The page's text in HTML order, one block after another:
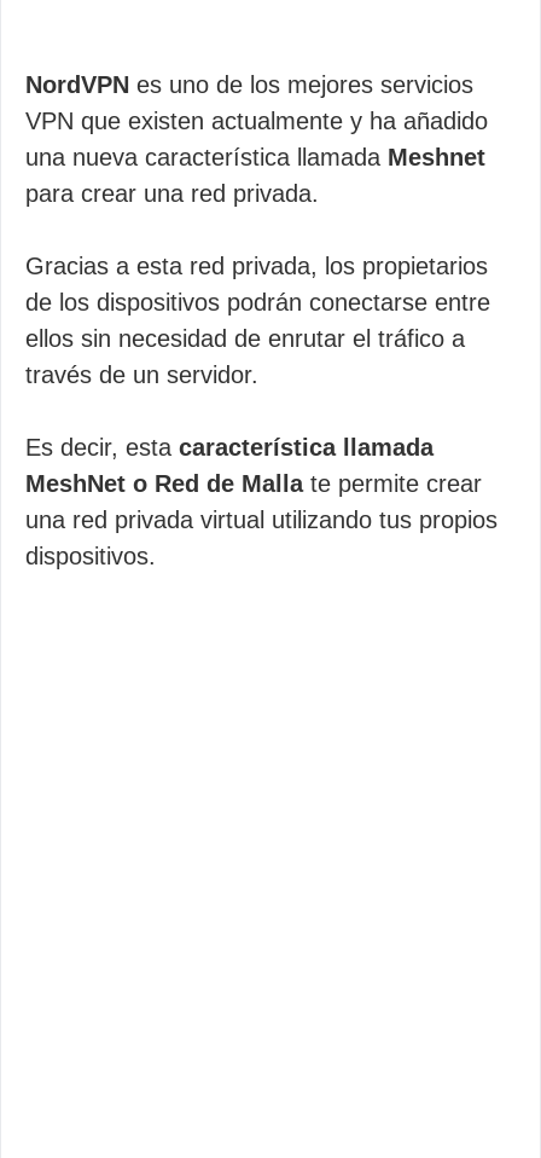
NordVPN es uno de los mejores servicios
VPN que existen actualmente y ha añadido
una nueva característica llamada Meshnet
para crear una red privada.
Gracias a esta red privada, los propietarios
de los dispositivos podrán conectarse entre
ellos sin necesidad de enrutar el tráfico a
través de un servidor.
Es decir, esta característica llamada
MeshNet o Red de Mallate permite crear
una red privada virtual utilizando tus propios
dispositivos.